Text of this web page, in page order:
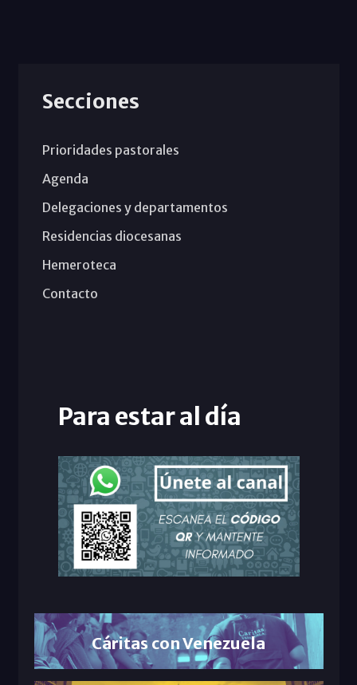
Secciones
Prioridades pastorales
Agenda
Delegaciones y departamentos
Residencias diocesanas
Hemeroteca
Contacto
Para estar al día
Cáritas con Venezuela